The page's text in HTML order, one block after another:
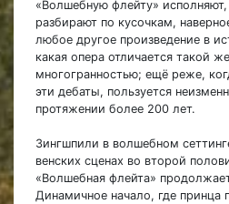
«Волшебную флейту»
разбирают по кусочкам,
любое другое произведение в
какая опера отличается такой
многогранностью; ещё реже,
эти дебаты, пользуется
протяжении более 200 лет.
Зингшпили в волшебном
венских сценах во второй
«Волшебная флейта»
Динамичное начало, где принца